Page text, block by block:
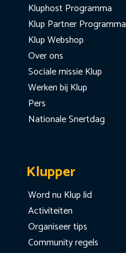
Kluphost Programma
Klup Partner Programma
Klup Webshop
Over ons
Sociale missie Klup
Werken bij Klup
Pers
Nationale Snertdag
Klupper
Word nu Klup lid
Activiteiten
Organiseer tips
Community regels